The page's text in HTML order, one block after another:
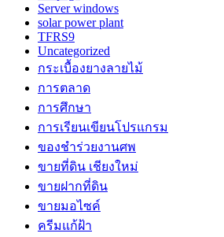
Server windows
solar power plant
TFRS9
Uncategorized
กระเบื้องยางลายไม้
การตลาด
การศึกษา
การเรียนเขียนโปรแกรม
ของชำร่วยงานศพ
ขายที่ดิน เชียงใหม่
ขายฝากที่ดิน
ขายมอไซค์
ครีมแก้ฝ้า